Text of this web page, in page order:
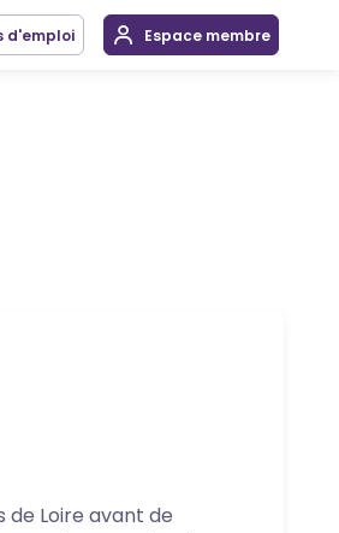
d'emploi Espace membre
de Loire avant de